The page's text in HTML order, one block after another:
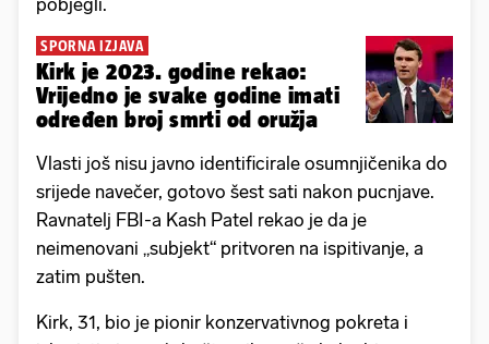
pobjegli.
SPORNA IZJAVA
Kirk je 2023. godine rekao:
Vrijedno je svake godine imati
određen broj smrti od oružja
Vlasti još nisu javno identificirale osumnjičenika do
srijede navečer, gotovo šest sati nakon pucnjave.
Ravnatelj FBI-a Kash Patel rekao je da je
neimenovani „subjekt“ pritvoren na ispitivanje, a
zatim pušten.
Kirk, 31, bio je pionir konzervativnog pokreta i